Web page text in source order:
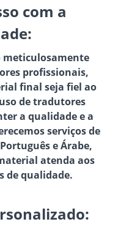
com a
meticulosamente
profissionais,
final seja fiel ao
de tradutores
a qualidade e a
serviços de
e Árabe,
atenda aos
de qualidade.